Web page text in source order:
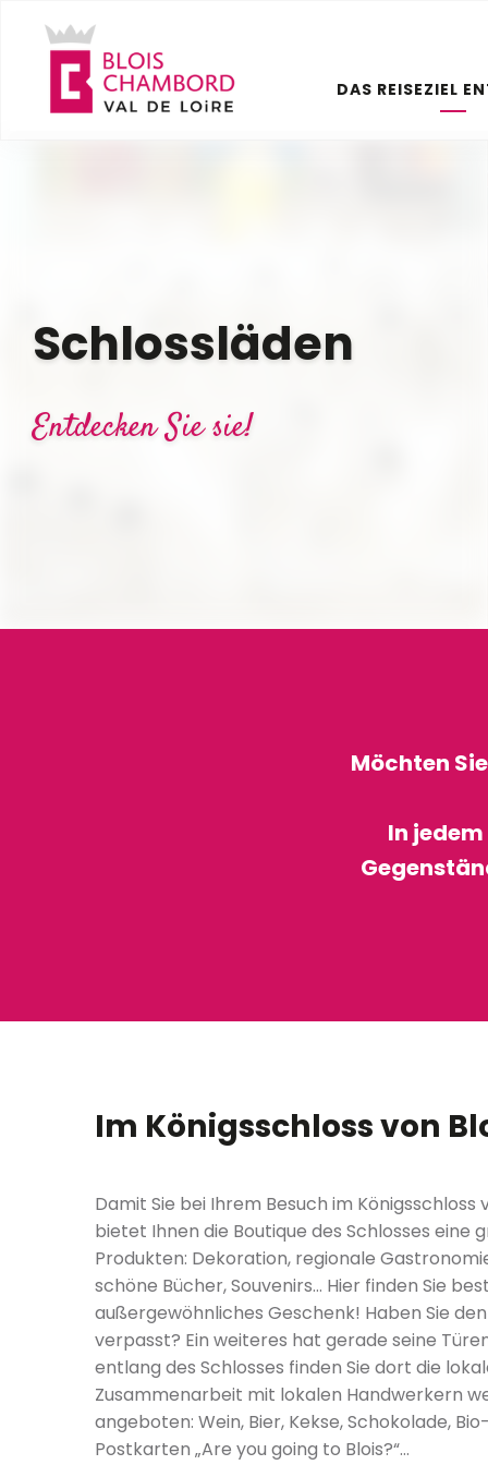
contenu
principal
DAS REISEZIEL
Schlossläden
Entdecken Sie sie!
Möchten
In
Im Königsschloss von
Damit Sie bei Ihrem Besuch im Königsschloss
bietet Ihnen die Boutique des Schlosses eine
Produkten: Dekoration, regionale
schöne Bücher, Souvenirs… Hier finden Sie
außergewöhnliches Geschenk! Haben Sie
verpasst? Ein weiteres hat gerade seine
entlang des Schlosses finden Sie dort die
Zusammenarbeit mit lokalen Handwerkern
angeboten: Wein, Bier, Kekse, Schokolade,
Postkarten „Are you going to Blois?“…